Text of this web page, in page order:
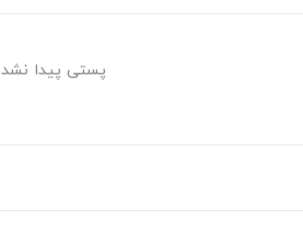
پستی پیدا نشد